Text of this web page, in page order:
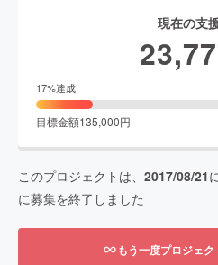
現在の支
17%達成
目標金額135,000円
このプロジェクトは、 2017/08/21
に募集を終了しました
もう一度プロジェ